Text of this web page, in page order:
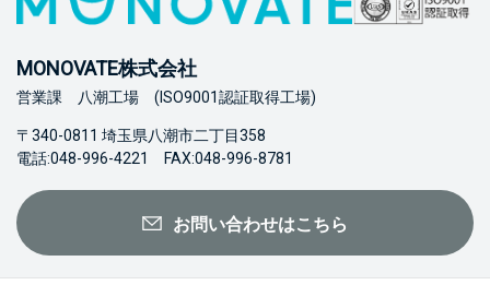
MONOVATE株式会社
営業課 八潮工場 (ISO9001認証取得工場)
〒340-0811 埼玉県八潮市二丁目358
電話:048-996-4221 FAX:048-996-8781
お問い合わせはこちら